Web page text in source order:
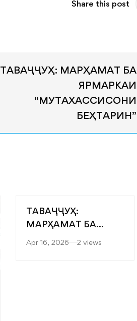
Share this post
ТАВАҶҶУҲ: МАРҲАМАТ БА
ЯРМАРКАИ
“МУТАХАССИСОНИ
БЕҲТАРИН”
ТАВАҶҶУҲ:
МАРҲАМАТ БА
Apr 16, 2026 2 views